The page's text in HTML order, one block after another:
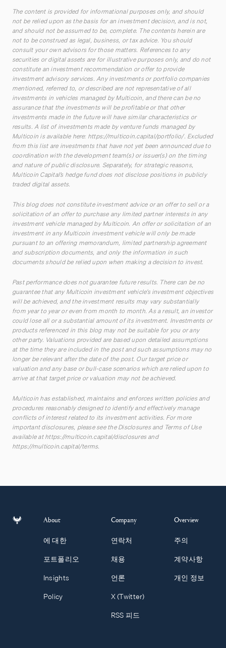
The content is provided for informational purposes only, and should
not be relied upon as the basis for an investment decision, and is not,
and should not be assumed to be, complete. The contents herein are
not to be construed as legal, business, or tax advice. You should
consult your own advisors for those matters. References to any
securities or digital assets are for illustrative purposes only, and do not
constitute an investment recommendation or offer to provide
investment advisory services. Any investments or portfolio companies
mentioned, referred to, or described are not representative of all
investments in vehicles managed by Multicoin, and there can be no
assurance that the investments will be profitable or that other
investments made in the future will have similar characteristics or
results. A list of investments made by venture funds managed by
Multicoin is available here: https://multicoin.capital/portfolio/. Excluded
from this list are investments that have not yet been announced due to
coordination with the development team(s) or issuer(s) on the timing
and nature of public disclosure. Separately, for strategic reasons,
Multicoin Capital’s hedge fund does not disclose positions in publicly
traded digital assets.
This blog does not constitute investment advice or an offer to sell or a
solicitation of an offer to purchase any limited partner interests in any
investment vehicle managed by Multicoin. An offer or solicitation of an
investment in any Multicoin investment vehicle will only be made
pursuant to an offering memorandum, limited partnership agreement
and subscription documents, and only the information in such
documents should be relied upon when making a decision to invest.
Past performance does not guarantee future results. There can be no
guarantee that any Multicoin investment vehicle’s investment objectives
will be achieved, and the investment results may vary substantially
from year to year or even from month to month. As a result, an investor
could lose all or a substantial amount of its investment. Investments or
products referenced in this blog may not be suitable for you or any
other party. Valuations provided are based upon detailed assumptions
at the time they are included in the post and such assumptions may no
longer be relevant after the date of the post. Our target price or
valuation and any base or bull-case scenarios which are relied upon to
arrive at that target price or valuation may not be achieved.
Multicoin has established, maintains and enforces written policies and
procedures reasonably designed to identify and effectively manage
conflicts of interest related to its investment activities. For more
important disclosures, please see the Disclosures and Terms of Use
available athttps://multicoin.capital/disclosuresand
https://multicoin.capital/terms.
About
에 대한
포트폴리오
Insights
Policy
Company
연락처
채용
언론
X (Twitter)
RSS 피드
Overview
주의
계약사항
개인 정보